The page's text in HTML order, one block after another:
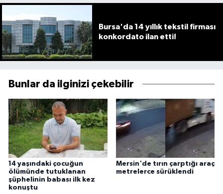
Bursa'da 14 yıllık tekstil firması
konkordato ilan etti!
Bunlar da ilginizi çekebilir
14 yaşındaki çocuğun
ölümünde tutuklanan
şüphelinin babası ilk kez
konuştu
Mersin'de tırın çarptığı araç
metrelerce sürüklendi